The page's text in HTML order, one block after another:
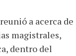
a acerca de
magistrales,
dentro del